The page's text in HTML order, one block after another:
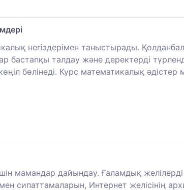
негіздерімен таныстырады.
талдау және деректерді
бөлінеді. Курс математикалық
мамандар дайындау. Ғаламдық
сипаттамаларын, Интернет желісінің